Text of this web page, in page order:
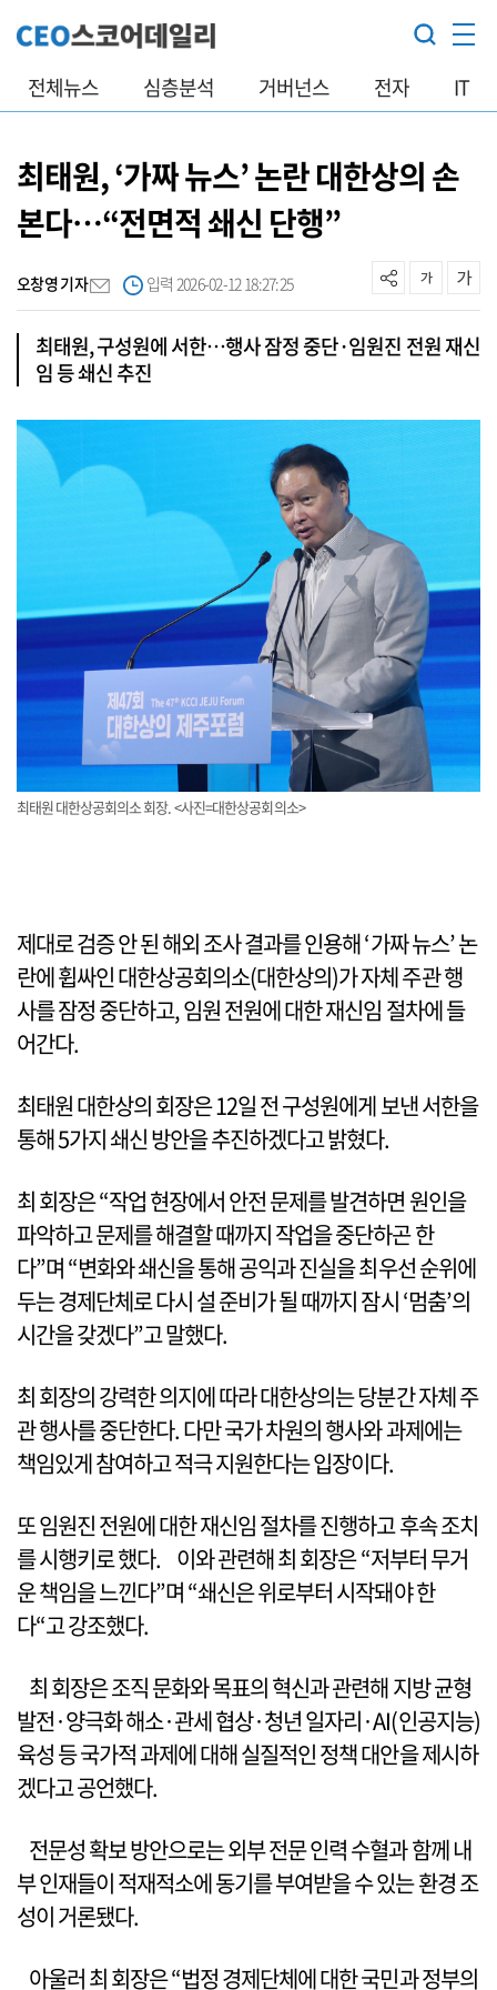
전체뉴스 심층분석 거버넌스 전자 IT
최태원, ‘가짜 뉴스’ 논란 대한상의 손
본다…“전면적 쇄신 단행”
오창영 기자 입력 2026-02-12 18:27:25
최태원, 구성원에 서한…행사 잠정 중단·임원진 전원 재신
임 등 쇄신 추진
최태원 대한상공회의소 회장. <사진=대한상공회의소>
제대로 검증 안 된 해외 조사 결과를 인용해 ‘가짜 뉴스’ 논
란에 휩싸인 대한상공회의소(대한상의)가 자체 주관 행
사를 잠정 중단하고, 임원 전원에 대한 재신임 절차에 들
어간다.
최태원 대한상의 회장은 12일 전 구성원에게 보낸 서한을
통해 5가지 쇄신 방안을 추진하겠다고 밝혔다.
최 회장은 “작업 현장에서 안전 문제를 발견하면 원인을
파악하고 문제를 해결할 때까지 작업을 중단하곤 한
다”며 “변화와 쇄신을 통해 공익과 진실을 최우선 순위에
두는 경제단체로 다시 설 준비가 될 때까지 잠시 ‘멈춤’의
시간을 갖겠다”고 말했다.
최 회장의 강력한 의지에 따라 대한상의는 당분간 자체 주
관 행사를 중단한다. 다만 국가 차원의 행사와 과제에는
책임있게 참여하고 적극 지원한다는 입장이다.
또 임원진 전원에 대한 재신임 절차를 진행하고 후속 조치
를 시행키로 했다. 이와 관련해 최 회장은 “저부터 무거
운 책임을 느낀다”며 “쇄신은 위로부터 시작돼야 한
다“고 강조했다.
최 회장은 조직 문화와 목표의 혁신과 관련해 지방 균형
발전·양극화 해소·관세 협상·청년 일자리·AI(인공지능)
육성 등 국가적 과제에 대해 실질적인 정책 대안을 제시하
겠다고 공언했다.
전문성 확보 방안으로는 외부 전문 인력 수혈과 함께 내
부 인재들이 적재적소에 동기를 부여받을 수 있는 환경 조
성이 거론됐다.
아울러 최 회장은 “법정 경제단체에 대한 국민과 정부의